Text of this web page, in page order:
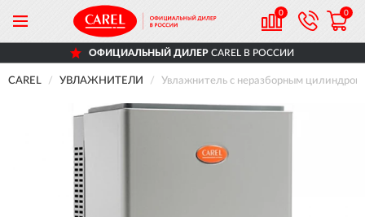
0 0
ОФИЦИАЛЬНЫЙ ДИЛЕРCAREL В РОССИИ
CAREL УВЛАЖНИТЕЛИ Увлажнитель с неразборным